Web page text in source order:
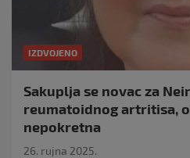
IZDVOJENO
Sakuplja se novac za
reumatoidnog artritisa,
nepokretna
26. rujna 2025.